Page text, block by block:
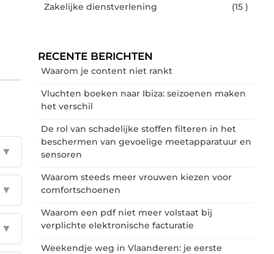
▼
▼
▼
Zakelijke dienstverlening
(15 )
RECENTE BERICHTEN
Waarom je content niet rankt
Vluchten boeken naar Ibiza: seizoenen maken
het verschil
De rol van schadelijke stoffen filteren in het
beschermen van gevoelige meetapparatuur en
sensoren
Waarom steeds meer vrouwen kiezen voor
comfortschoenen
Waarom een pdf niet meer volstaat bij
verplichte elektronische facturatie
Weekendje weg in Vlaanderen: je eerste